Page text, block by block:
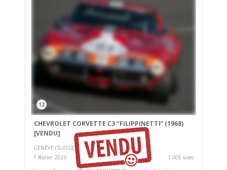
12
CHEVROLET CORVETTE C3 ‘’FILIPPINETTI” (1968)
[VENDU]
GENEVE (SUISSE)
7 février 2023
1 005 vues